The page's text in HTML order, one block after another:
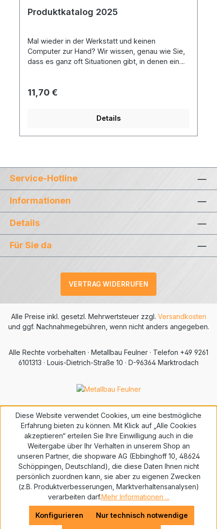
Produktkatalog 2025
Mal wieder in der Werkstatt und keinen
Computer zur Hand? Wir wissen, genau wie Sie,
dass es ganz oft Situationen gibt, in denen ein
Anfragen haben wir unser aktuelles
:). Bestellen Sie unseren Katalog 2025 und
exklusiven 15€ Gutschein für den nächsten
Einkauf in unserem Webshop erhält. Ihr
zusammen mit dem Katalog zugesandt.
Regulärer Preis:
11,70 €
Details
Service-Hotline
Informationen
Details
Für Sie da
VERTRAG WIDERRUFEN
Alle Preise inkl. gesetzl. Mehrwertsteuer zzgl. Versandkosten
und ggf. Nachnahmegebühren, wenn nicht anders angegeben.
Alle Rechte vorbehalten · Metallbau Feulner · Telefon +49 9261
6101313 · Louis-Dietrich-Straße 10 · D-96364 Marktrodach
Diese Website verwendet Cookies, um eine bestmögliche
Erfahrung bieten zu können. Mit Klick auf „Alle Cookies
akzeptieren“ erteilen Sie Ihre Einwilligung auch in die
Weitergabe über Ihr Verhalten in unserem Shop an
unseren Partner, die shopware AG (Ebbinghoff 10, 48624
Schöppingen, Deutschland), die diese Daten Ihnen nicht
persönlich zuordnen kann, sie aber zu eigenen Zwecken
(z.B. Produktverbesserungen, Marktverhaltensanalysen)
verarbeiten darf.Mehr Informationen ...
Nur technisch notwendige
Konfigurieren